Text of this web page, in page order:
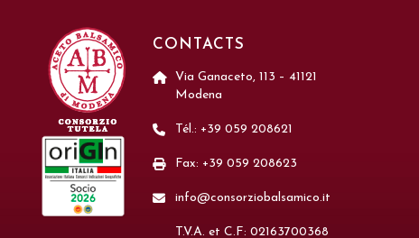
CONTACTS
Via Ganaceto, 113 – 41121
Modena
Tél.: +39 059 208621
Fax: +39 059 208623
info@consorziobalsamico.it
T.V.A. et C.F: 02163700368